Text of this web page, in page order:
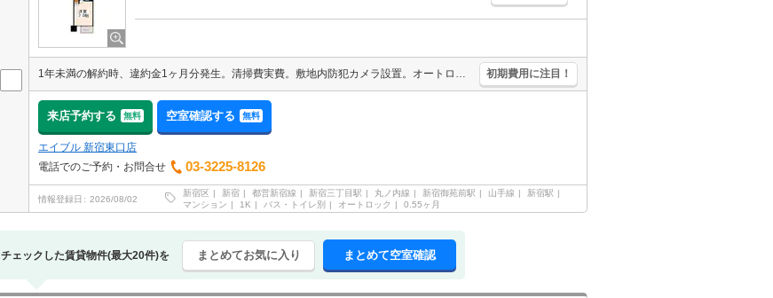
1年未満の解約時、違約金1ヶ月分発生。清掃費実費。敷地内防犯カメラ設置。オートロック。玄関ダブルロック。2口システムキッチン。バス・トイレ別。浴室乾燥機付。宅配ボックスあり。独立洗面台。 初期費用に注目！
来店予約する 無料 空室確認する 無料
エイブル 新宿東口店
電話でのご予約・お問合せ
03-3225-8126
情報登録日 2026/08/02
新宿区 新宿 都営新宿線 新宿三丁目駅 丸ノ内線 新宿御苑前駅 山手線
新宿駅
マンション
1K バス・トイレ別 オートロック 0.55ヶ月
チェックした賃貸物件(最大20件)を まとめてお気に入り まとめて空室確認